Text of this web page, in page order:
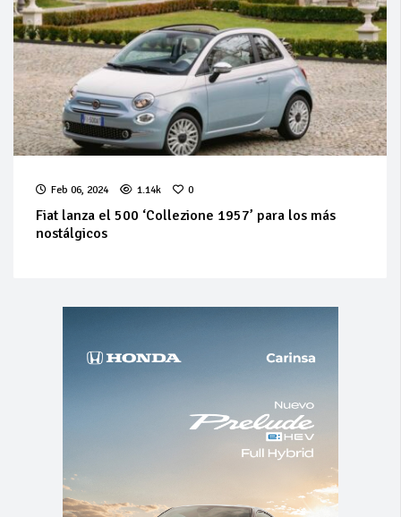
Feb 06, 2024 1.14k 0
Fiat lanza el 500 ‘Collezione 1957’ para los más
nostálgicos